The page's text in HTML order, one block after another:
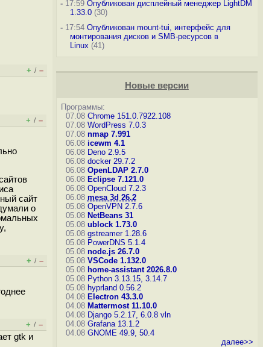
+ / –
+ / –
сайт
о
+ / –
+ / –
gtk и
-17:59 Опубликован дисплейный менеджер LightDM
1.33.0(30)
-17:54 Опубликован mount-tui, интерфейс для
монтирования дисков и SMB-ресурсов в
Linux (41)
Новые версии
Программы:
07.08 Chrome 151.0.7922.108
07.08 WordPress 7.0.3
07.08 nmap 7.991
06.08 icewm 4.1
06.08 Deno 2.9.5
06.08 docker 29.7.2
06.08 OpenLDAP 2.7.0
06.08 Eclipse 7.121.0
06.08 OpenCloud 7.2.3
06.08 mesa 3d 26.2
05.08 OpenVPN 2.7.6
05.08 NetBeans 31
05.08 ublock 1.73.0
05.08 gstreamer 1.28.6
05.08 PowerDNS 5.1.4
05.08 node.js 26.7.0
05.08 VSCode 1.132.0
05.08 home-assistant 2026.8.0
05.08 Python 3.13.15, 3.14.7
05.08 hyprland 0.56.2
04.08 Electron 43.3.0
04.08 Mattermost 11.10.0
04.08 Django 5.2.17, 6.0.8 vln
04.08 Grafana 13.1.2
04.08 GNOME 49.9, 50.4
далее>>